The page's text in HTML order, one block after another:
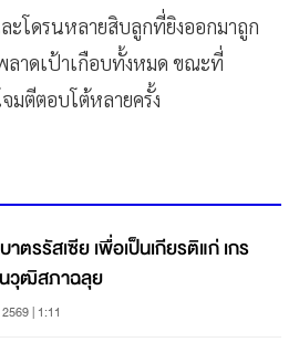
ะโดรนหลายสิบลูกที่ยิงออกมาถูก
ลาดเป้าเกือบทั้งหมด ขณะที่
มตีตอบโต้หลายครั้ง
ตรรัสเซีย เพื่อเป็นเกียรติแก่ เกร
วุฒิสภาฉลุย
| 1:11